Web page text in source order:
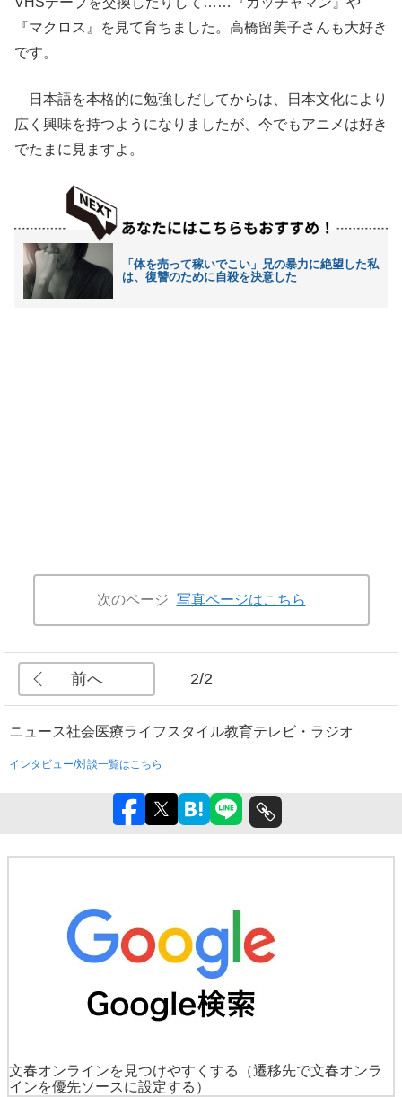
『マクロス』を見て育ちました。高橋留美子さんも大好き
です。
日本語を本格的に勉強しだしてからは、日本文化により
広く興味を持つようになりましたが、今でもアニメは好き
でたまに見ますよ。
「体を売って稼いでこい」兄の暴力に絶望した私
は、復讐のために自殺を決意した
次のページ 写真ページはこちら
前へ 2/2
ニュース社会医療ライフスタイル教育テレビ・ラジオ
インタビュー/対談一覧はこちら
文春オンラインを見つけやすくする
（遷移先で文春オンラ
インを優先ソースに設定する）